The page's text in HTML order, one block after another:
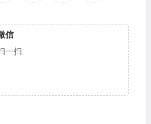
信
一扫